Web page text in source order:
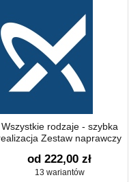
Wszystkie rodzaje - szybka
realizacja Zestaw naprawczy
od 222,00 zł
13 wariantów